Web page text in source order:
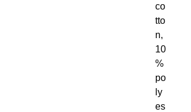
co
tto
n,
10
%
po
ly
es